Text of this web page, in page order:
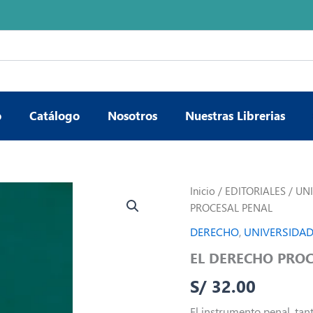
Catálogo Nosotros Nuestras Librerias
Inicio / EDITORIALES /
PROCESAL PENAL
DERECHO,
EL DERECHO
S/ 32.00
EL
DERECHO
PROCESAL
PENAL